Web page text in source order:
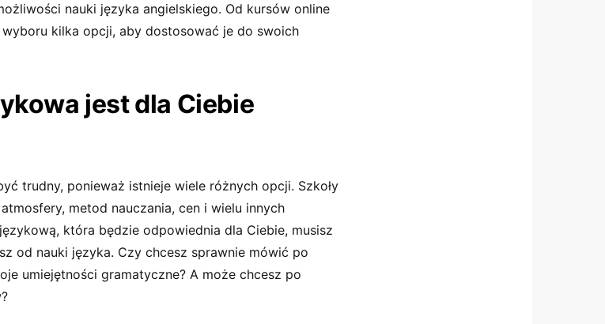
nauki języka angielskiego. Od kursów online
kilka opcji, aby dostosować je do swoich
jest dla Ciebie
trudny, ponieważ istnieje wiele różnych opcji. Szkoły
metod nauczania, cen i wielu innych
która będzie odpowiednia dla Ciebie, musisz
od nauki języka. Czy chcesz sprawnie mówić po
umiejętności gramatyczne? A może chcesz po